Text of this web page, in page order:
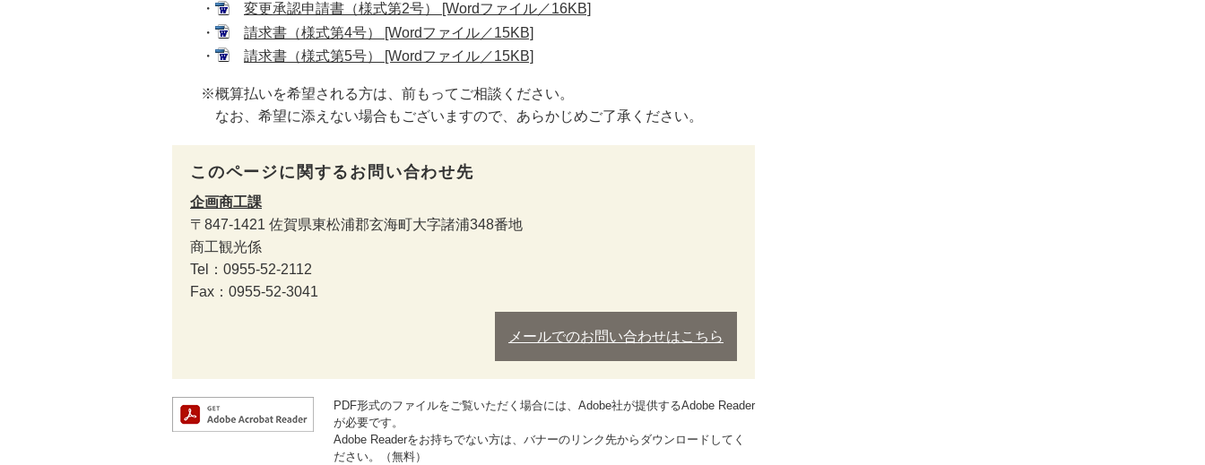
・
変更承認申請書（様式第2号） [Wordファイル／16KB]
・
請求書（様式第4号） [Wordファイル／15KB]
・
請求書（様式第5号） [Wordファイル／15KB]
※概算払いを希望される方は、前もってご相談ください。
なお、希望に添えない場合もございますので、あらかじめご了承ください。
このページに関するお問い合わせ先
企画商工課
〒847-1421 佐賀県東松浦郡玄海町大字諸浦348番地
商工観光係
Tel：0955-52-2112
Fax：0955-52-3041
メールでのお問い合わせはこちら
PDF形式のファイルをご覧いただく場合には、Adobe社が提供するAdobe Reader
が必要です。
Adobe Readerをお持ちでない方は、バナーのリンク先からダウンロードしてく
ださい。（無料）